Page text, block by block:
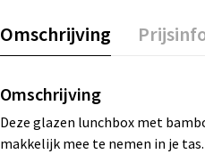
Omschrijving
Omschrijving
Deze glazen lunchbox met
makkelijk mee te nemen in je tas.